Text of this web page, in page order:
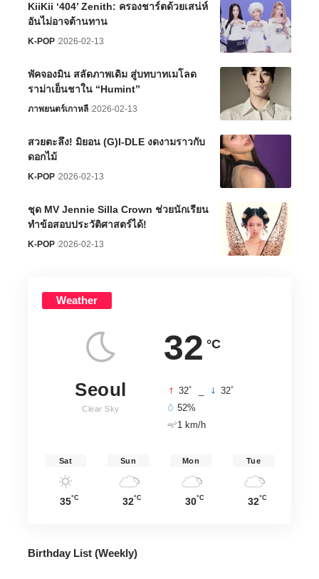
KiiKii ‘404’ Zenith: ครองชาร์ตด้วยเสน่ห์
อันไม่อาจต้านทาน
K-POP 2026-02-13
พัคจองมิน สลัดภาพเดิม สู่บทบาทเมโลด
ราม่าเย็นชาใน “Humint”
ภาพยนตร์เกาหลี 2026-02-13
สวยตะลึง! มิยอน (G)I-DLE งดงามราวกับ
ดอกไม้
K-POP 2026-02-13
ชุด MV Jennie Silla Crown ช่วยนักเรียน
ทำข้อสอบประวัติศาสตร์ได้!
K-POP 2026-02-13
Weather
32 °C
Seoul
Clear Sky
32° 32°
52%
1 km/h
Sat
35°C
Sun
32°C
Mon
30°C
Tue
32°C
Birthday List (Weekly)